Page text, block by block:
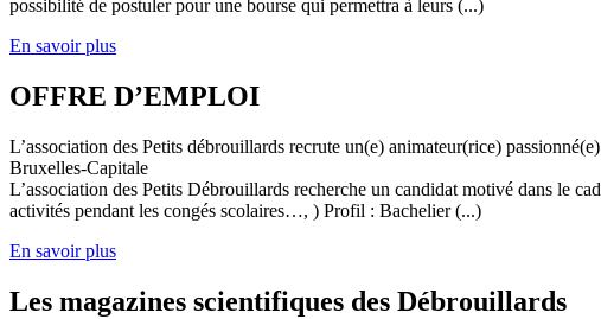
possibilité de postuler pour une bourse qui permettra à leurs (...)
En savoir plus
OFFRE D’EMPLOI
L’association des Petits débrouillards recrute un(e) animateur(rice)
Bruxelles-Capitale
L’association des Petits Débrouillards recherche un candidat motivé dans le
activités pendant les congés scolaires…, ) Profil : Bachelier (...)
En savoir plus
Les magazines scientifiques des Débrouillards